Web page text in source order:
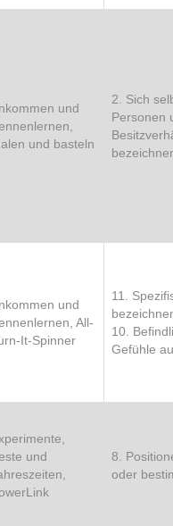
und
und basteln
2. Sich
Personen
und
All-
It-Spinner
11.
10.
Gefühle
und
8.
oder